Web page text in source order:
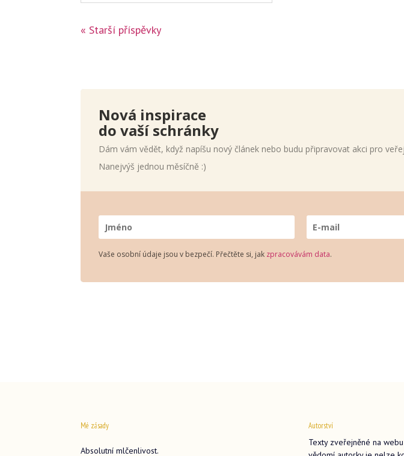
« Starší příspěvky
Nová inspirace
do vaší schránky
Dám vám vědět, když napíšu nový článek nebo budu připravovat akci pro
Nanejvýš jednou měsíčně :)
Vaše osobní údaje jsou v bezpečí. Přečtěte si, jak zpracovávám data.
Mé zásady
Absolutní mlčenlivost.
Autorství
Texty zveřejněné na